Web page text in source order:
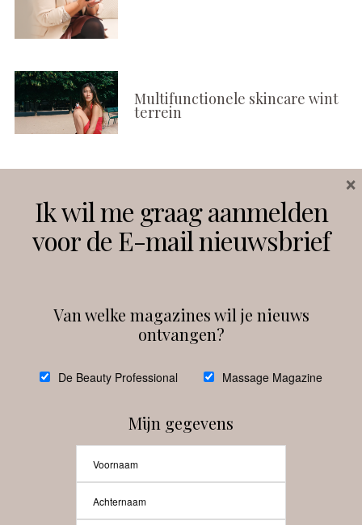
Multifunctionele skincare wint
terrein
Instagram Facebook
debeautyprofessional
Ik wil me graag aanmelden
voor de E-mail nieuwsbrief
Van welke magazines wil je nieuws
ontvangen?
De Beauty Professional Massage Magazine
Mijn gegevens
×